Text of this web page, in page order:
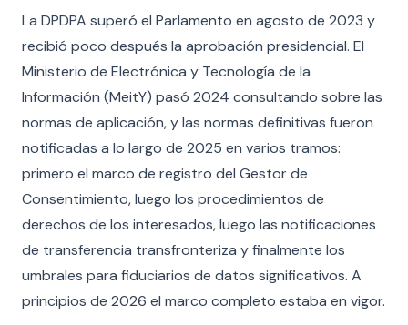
La DPDPA superó el Parlamento en agosto de 2023 y
recibió poco después la aprobación presidencial. El
Ministerio de Electrónica y Tecnología de la
Información (MeitY) pasó 2024 consultando sobre las
normas de aplicación, y las normas definitivas fueron
notificadas a lo largo de 2025 en varios tramos:
primero el marco de registro del Gestor de
Consentimiento, luego los procedimientos de
derechos de los interesados, luego las notificaciones
de transferencia transfronteriza y finalmente los
umbrales para fiduciarios de datos significativos. A
principios de 2026 el marco completo estaba en vigor.